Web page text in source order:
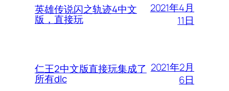
英雄传说闪之轨迹4中文
版，直接玩
2021年4月
11日
仁王2中文版直接玩集成了
所有dlc
2021年2月
6日